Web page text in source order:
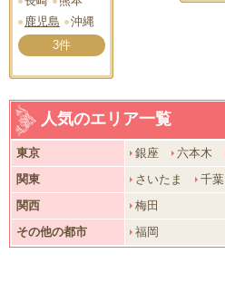
鹿児島
沖縄
3件
人気のエリア一覧
東京 銀座 六本木
関東
さいたま 千葉
関西
梅田
その他の都市
福岡